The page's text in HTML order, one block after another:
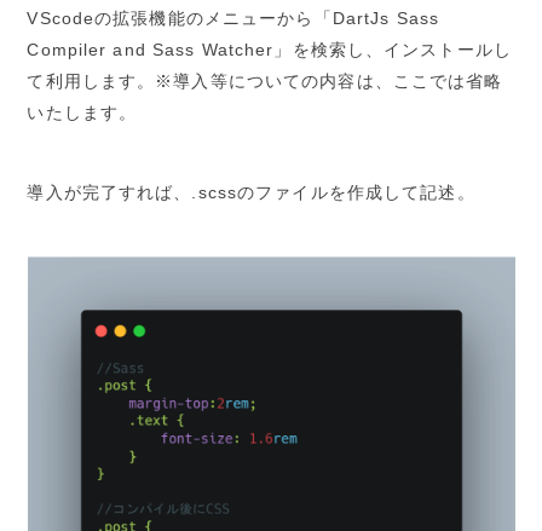
VScodeの拡張機能のメニューから「DartJs Sass
Compiler and Sass Watcher」を検索し、インストールし
て利用します。※導入等についての内容は、ここでは省略
いたします。
導入が完了すれば、.scssのファイルを作成して記述。